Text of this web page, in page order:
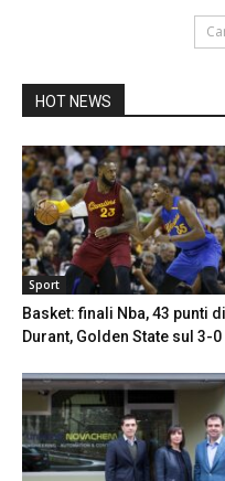
HOT NEWS
Sport
Basket: finali Nba, 43 punti di
Durant, Golden State sul 3-0